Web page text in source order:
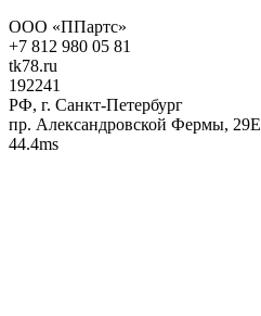
ООО «ППартс»
+7 812 980 05 81
tk78.ru
192241
РФ, г. Санкт-Петербург
пр. Александровской Фермы, 29Е
44.4ms